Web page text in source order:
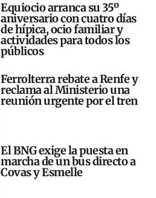
Equiocio arranca su 35º
aniversario con cuatro días
de hípica, ocio familiar y
actividades para todos los
públicos
Ferrolterra rebate a Renfe y
reclama al Ministerio una
reunión urgente por el tren
El BNG exige la puesta en
marcha de un bus directo a
Covas y Esmelle